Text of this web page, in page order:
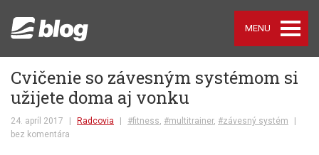
MENU
Cvičenie so závesným systémom si
užijete doma aj vonku
24. apríl 2017 Radcovia #fitness, #multitrainer, #závesný systém
bez komentára